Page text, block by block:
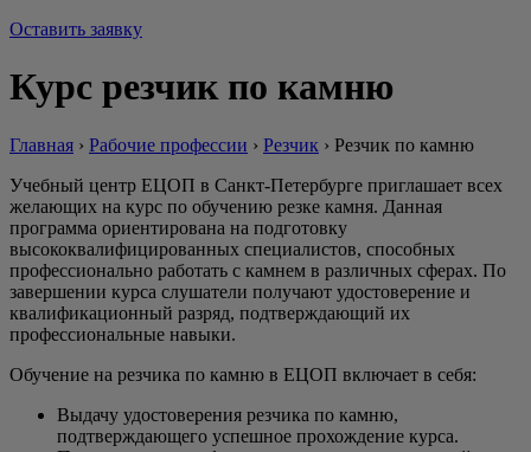
Оставить заявку
Курс резчик по камню
Главная › Рабочие профессии › Резчик › Резчик по камню
Учебный центр ЕЦОП в Санкт-Петербурге приглашает всех
желающих на курс по обучению резке камня. Данная
программа ориентирована на подготовку
высококвалифицированных специалистов, способных
профессионально работать с камнем в различных сферах. По
завершении курса слушатели получают удостоверение и
квалификационный разряд, подтверждающий их
профессиональные навыки.
Обучение на резчика по камню в ЕЦОП включает в себя:
Выдачу удостоверения резчика по камню,
подтверждающего успешное прохождение курса.